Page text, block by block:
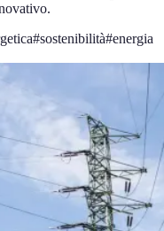
#sostenibilità#energia